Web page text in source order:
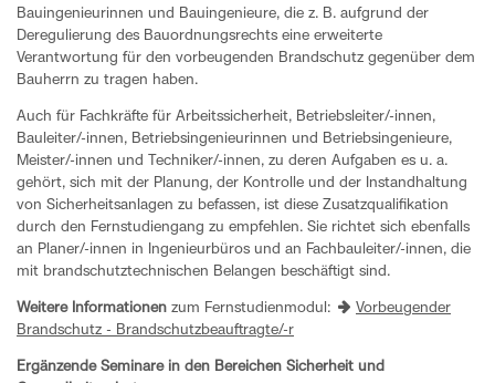
Bauingenieurinnen und Bauingenieure, die z. B. aufgrund der
Deregulierung des Bauordnungsrechts eine erweiterte
Verantwortung für den vorbeugenden Brandschutz gegenüber dem
Bauherrn zu tragen haben.
Auch für Fachkräfte für Arbeitssicherheit, Betriebsleiter/-innen,
Bauleiter/-innen, Betriebsingenieurinnen und Betriebsingenieure,
Meister/-innen und Techniker/-innen, zu deren Aufgaben es u. a.
gehört, sich mit der Planung, der Kontrolle und der Instandhaltung
von Sicherheitsanlagen zu befassen, ist diese Zusatzqualifikation
durch den Fernstudiengang zu empfehlen. Sie richtet sich ebenfalls
an Planer/-innen in Ingenieurbüros und an Fachbauleiter/-innen, die
mit brandschutztechnischen Belangen beschäftigt sind.
Weitere Informationen zum Fernstudienmodul:
Vorbeugender
Brandschutz - Brandschutzbeauftragte/-r
Ergänzende Seminare in den Bereichen Sicherheit und